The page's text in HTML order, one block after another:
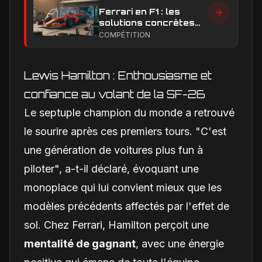
Ferrari en F1 : les
solutions concrètes
pour combler son
COMPÉTITION
Lewis Hamilton : Enthousiasme et
confiance au volant de la SF-26
Le septuple champion du monde a retrouvé
le sourire après ces premiers tours. "C'est
une génération de voitures plus fun à
piloter", a-t-il déclaré, évoquant une
monoplace qui lui convient mieux que les
modèles précédents affectés par l'effet de
sol. Chez Ferrari, Hamilton perçoit une
mentalité de gagnant, avec une énergie